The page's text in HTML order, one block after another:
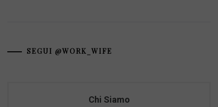
SEGUI @WORK_WIFE
Chi Siamo